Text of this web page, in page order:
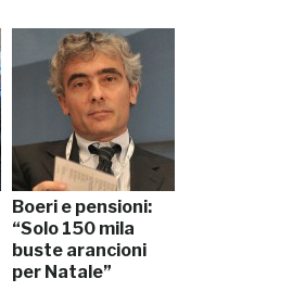
Boeri e pensioni:
“Solo 150 mila
buste arancioni
per Natale”